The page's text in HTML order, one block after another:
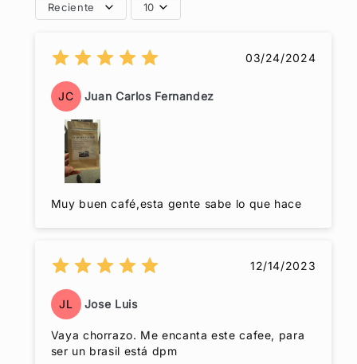
Reciente 10
03/24/2024
JC Juan Carlos Fernandez
Muy buen café,esta gente sabe lo que hace
12/14/2023
JL Jose Luis
Vaya chorrazo. Me encanta este cafee, para
ser un brasil está dpm